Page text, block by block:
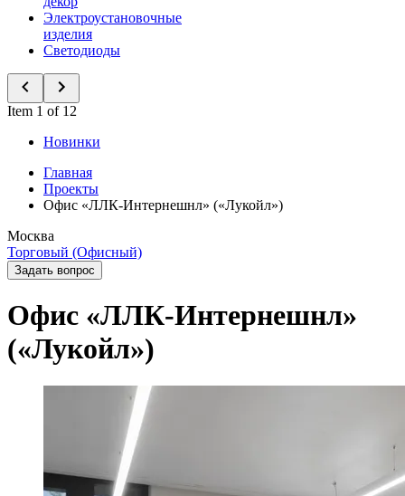
Электроустановочные
изделия
Светодиоды
Item 1 of 12
Новинки
Главная
Проекты
Офис «ЛЛК-Интернешнл» («Лукойл»)
Москва
Торговый (Офисный)
Задать вопрос
Офис «ЛЛК-Интернешнл»
(«Лукойл»)